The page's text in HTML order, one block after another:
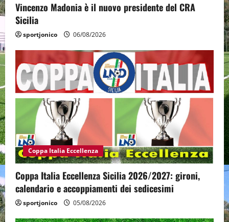
Vincenzo Madonia è il nuovo presidente del CRA
Sicilia
sportjonico 06/08/2026
Coppa Italia Eccellenza
Coppa Italia Eccellenza Sicilia 2026/2027: gironi,
calendario e accoppiamenti dei sedicesimi
sportjonico 05/08/2026